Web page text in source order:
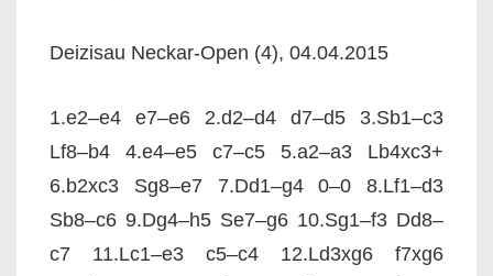
Deizisau Neckar-Open (4), 04.04.2015
1.e2–e4 e7–e6 2.d2–d4 d7–d5 3.Sb1–c3
Lf8–b4 4.e4–e5 c7–c5 5.a2–a3 Lb4xc3+
6.b2xc3 Sg8–e7 7.Dd1–g4 0–0 8.Lf1–d3
Sb8–c6 9.Dg4–h5 Se7–g6 10.Sg1–f3 Dd8–
c7 11.Lc1–e3 c5–c4 12.Ld3xg6 f7xg6